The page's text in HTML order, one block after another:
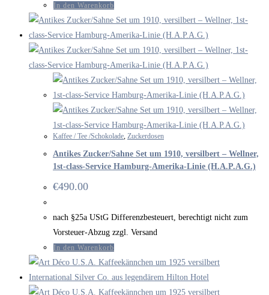
In den Warenkorb
Kaffee / Tee /Schokolade Zuckerdosen
Antikes Zucker/Sahne Set um 1910, versilbert – Wellner,
1st-class-Service Hamburg-Amerika-Linie (H.A.P.A.G.)
€490.00
nach §25a UStG Differenzbesteuert, berechtigt nicht zum
Vorsteuer-Abzug zzgl. Versand
In den Warenkorb